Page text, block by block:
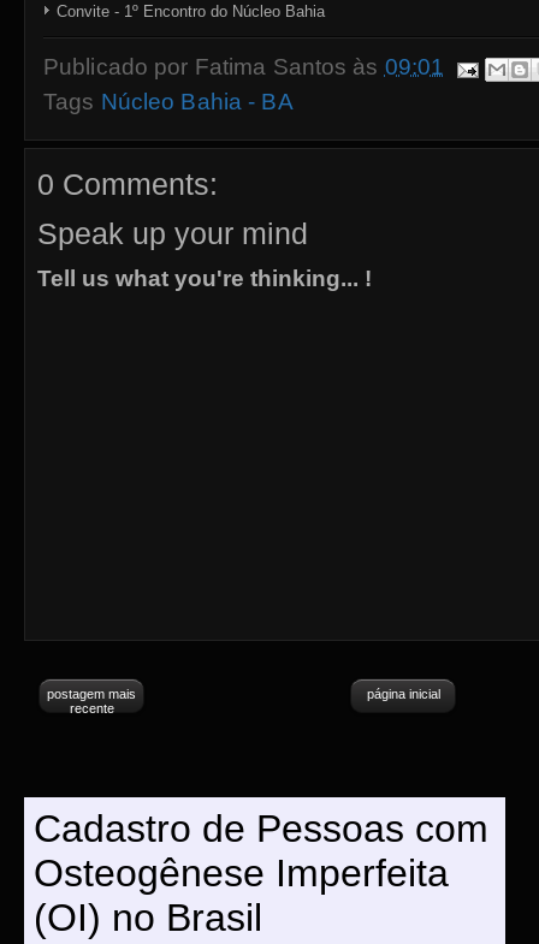
Convite - 1º Encontro do Núcleo Bahia
Publicado por Fatima Santos às 09:01
Tags Núcleo Bahia - BA
0 Comments:
Speak up your mind
Tell us what you're thinking... !
postagem mais
recente
página inicial